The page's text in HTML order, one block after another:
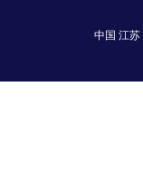
中国 江苏